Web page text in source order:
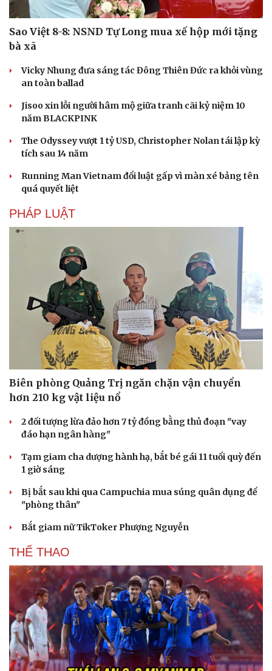
Du lịch
Tư vấn
check-in
Podcast
Cửa sổ tình yêu
Sao Việt 8-8: NSND Tự Long mua xế hộp mới tặng
bà xã
Vicky Nhung đưa sáng tác Đông Thiên Đức ra khỏi vùng
an toàn ballad
Jisoo xin lỗi người hâm mộ giữa tranh cãi kỷ niệm 10
năm BLACKPINK
The Odyssey vượt 1 tỷ USD, Christopher Nolan tái lập kỳ
tích sau 14 năm
Running Man Vietnam đổi luật gấp vì màn xé bảng tên
quá quyết liệt
PHÁP LUẬT
Biên phòng Quảng Trị ngăn chặn vận chuyển
hơn 210 kg vật liệu nổ
2 đối tượng lừa đảo hơn 7 tỷ đồng bằng thủ đoạn "vay
đáo hạn ngân hàng"
Tạm giam cha dượng hành hạ, bắt bé gái 11 tuổi quỳ đến
1 giờ sáng
Bị bắt sau khi qua Campuchia mua súng quân dụng để
"phòng thân"
Bắt giam nữ TikToker Phượng Nguyễn
THỂ THAO